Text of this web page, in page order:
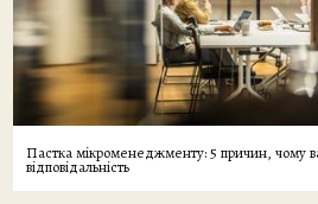
Пастка мікроменеджменту: 5 причин, чому
відповідальність